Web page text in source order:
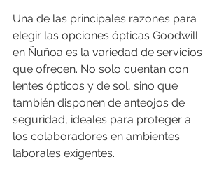
Una de las principales razones para
elegir las opciones ópticas Goodwill
en Ñuñoa es la variedad de servicios
que ofrecen. No solo cuentan con
lentes ópticos y de sol, sino que
también disponen de anteojos de
seguridad, ideales para proteger a
los colaboradores en ambientes
laborales exigentes.